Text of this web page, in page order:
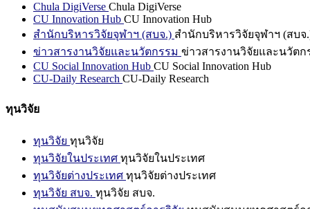
Chula DigiVerse Chula DigiVerse
CU Innovation Hub CU Innovation Hub
สำนักบริหารวิจัยจุฬาฯ (สบจ.) สำนักบริหารวิจัยจุฬาฯ (สบจ
ข่าวสารงานวิจัยและนวัตกรรม ข่าวสารงานวิจัยและนวัตก
CU Social Innovation Hub CU Social Innovation Hub
CU-Daily Research CU-Daily Research
ทุนวิจัย
ทุนวิจัย ทุนวิจัย
ทุนวิจัยในประเทศ ทุนวิจัยในประเทศ
ทุนวิจัยต่างประเทศ ทุนวิจัยต่างประเทศ
ทุนวิจัย สบจ. ทุนวิจัย สบจ.